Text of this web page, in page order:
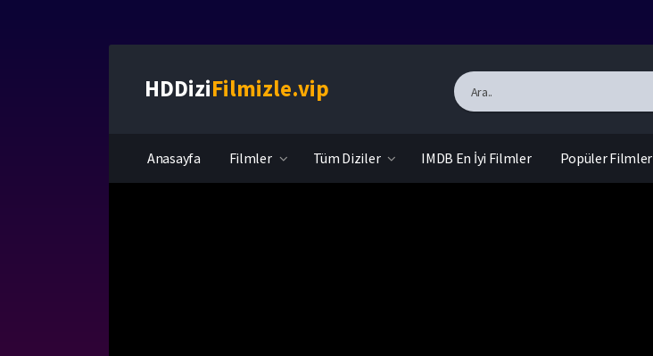
HDDiziFilmizle.vip
Anasayfa Filmler Tüm Diziler IMDB En İyi Filmler Popüler Filmler